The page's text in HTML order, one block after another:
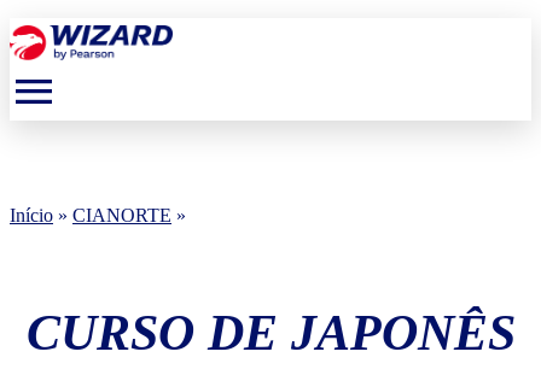
menu
Início » CIANORTE »
CURSO DE JAPONÊS